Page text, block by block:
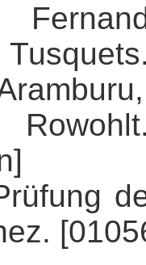
der